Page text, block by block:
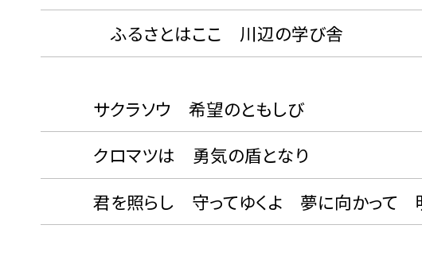
ふるさとはここ 川辺の学び舎
サクラソウ 希望のともしび
クロマツは 勇気の盾となり
君を照らし 守ってゆくよ 夢に向かって 明